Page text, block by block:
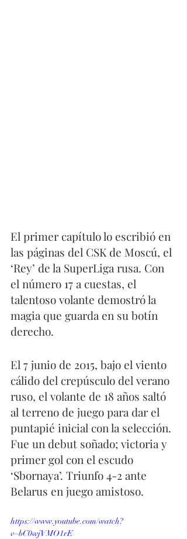
El primer capítulo lo escribió en
las páginas del CSK de Moscú, el
‘Rey’ de la SuperLiga rusa. Con
el número 17 a cuestas, el
talentoso volante demostró la
magia que guarda en su botín
derecho.
El 7 junio de 2015, bajo el viento
cálido del crepúsculo del verano
ruso, el volante de 18 años saltó
al terreno de juego para dar el
puntapié inicial con la selección.
Fue un debut soñado; victoria y
primer gol con el escudo
‘Sbornaya’. Triunfo 4-2 ante
Belarus en juego amistoso.
https://www.youtube.com/watch?
v=bC0wjVMO1rE